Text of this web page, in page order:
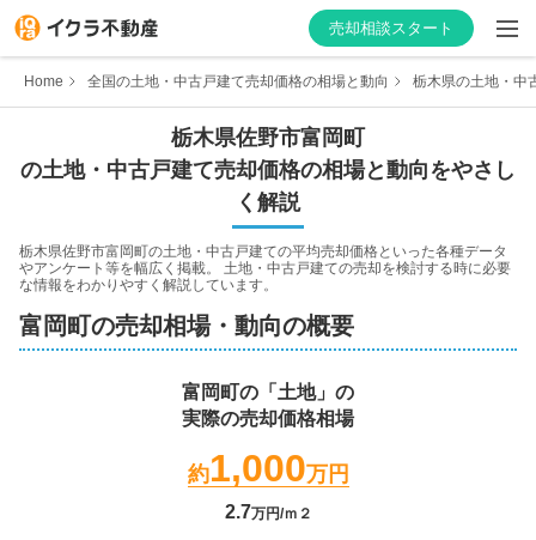
売却相談スタート
はじめての方へ
不動産会社を探す
不動産会社向け情報
Home 全国の土地・中古戸建て売却価格の相場と動向 栃木県の土地・中
栃木県佐野市富岡町
の土地・中古戸建て売却価格の相場と動向をやさし
く解説
栃木県佐野市富岡町の土地・中古戸建ての平均売却価格といった各種データ
やアンケート等を幅広く掲載。 土地・中古戸建ての売却を検討する時に必要
な情報をわかりやすく解説しています。
富岡町の売却相場・動向の概要
富岡町の「土地」の
実際の売却価格相場
約1,000万円
2.7万円/ｍ２